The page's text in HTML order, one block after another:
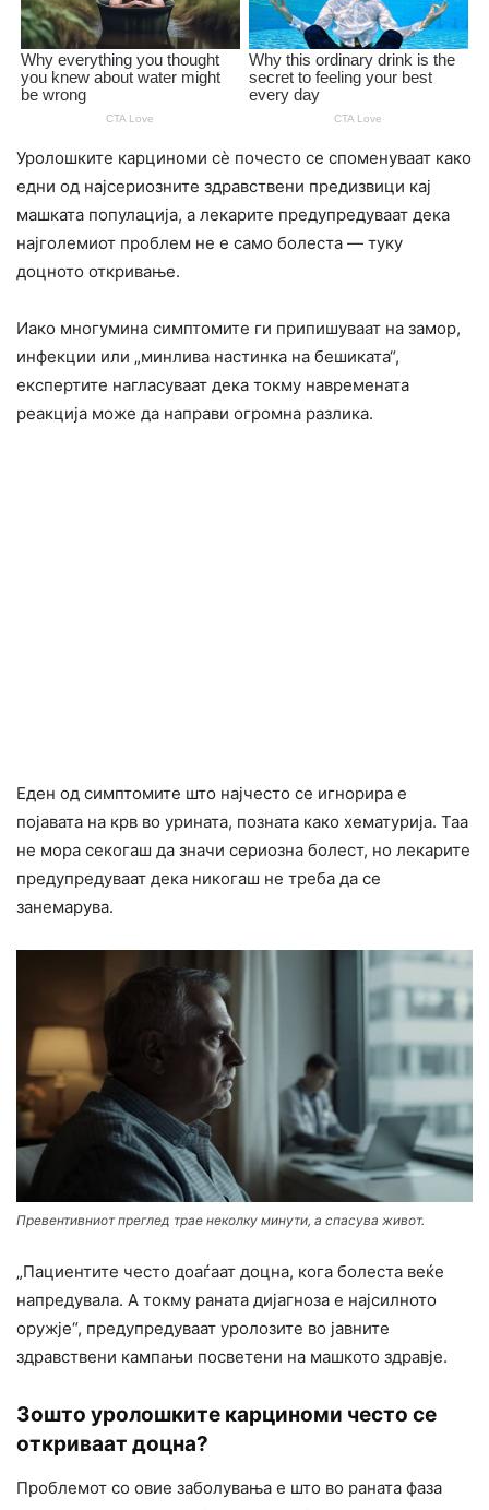
Уролошките карциноми сè почесто се споменуваат како
едни од најсериозните здравствени предизвици кај
машката популација, а лекарите предупредуваат дека
најголемиот проблем не е само болеста — туку
доцното откривање.
Иако многумина симптомите ги припишуваат на замор,
инфекции или „минлива настинка на бешиката“,
експертите нагласуваат дека токму навремената
реакција може да направи огромна разлика.
Еден од симптомите што најчесто се игнорира е
појавата на крв во урината, позната како хематурија. Таа
не мора секогаш да значи сериозна болест, но лекарите
предупредуваат дека никогаш не треба да се
занемарува.
Превентивниот преглед трае неколку минути, а спасува живот.
„Пациентите често доаѓаат доцна, кога болеста веќе
напредувала. А токму раната дијагноза е најсилното
оружје“, предупредуваат уролозите во јавните
здравствени кампањи посветени на машкото здравје.
Зошто уролошките карциноми често се
откриваат доцна?
Проблемот со овие заболувања е што во раната фаза